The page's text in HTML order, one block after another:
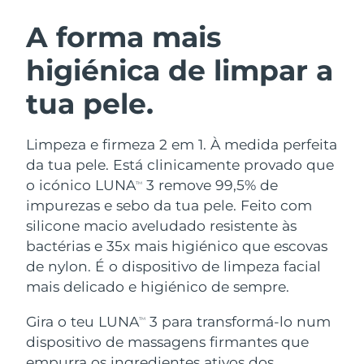
A forma mais
higiénica de limpar a
tua pele.
Limpeza e firmeza 2 em 1. À medida perfeita
da tua pele. Está clinicamente provado que
o icónico LUNATM
3 remove 99,5% de
impurezas e sebo da tua pele. Feito com
silicone macio aveludado resistente às
bactérias e 35x mais higiénico que escovas
de nylon. É o dispositivo de limpeza facial
mais delicado e higiénico de sempre.
Gira o teu LUNATM
3 para transformá-lo num
dispositivo de massagens firmantes que
Limpeza facial
Anti-aging massage
LUNA™ 4 Plus
Massage, LED heating
LUNA™ 4 Men
Microcurrent toning
BEAR™ 2 go
Microcurrent toning on-the-go
BEAR™ 2 eyes & lips
Hidratação
UFO™ 3 kit
Deep facial hydration
UFO™ 3 LED
Near-infrared and red light therapy
device
Cuidado oral
issa™ 4
Hybrid silicone sonic toothbrush
Smart hybrid silicone sonic toothbrush
TRATAMENTO ANTIENVELHECIMENTO
FAQ™
Antienvelhecimento Tratamentos LED
Áustria
Barein Entrega prevista8/11/26
Bélgica
Bermudas Entrega prevista8/16/26
Bósnia e
Herzegovina
Entrega prevista
Brunei Entrega prevista
Bulgária Entrega prevista8/10/26
Chile Entrega prevista8/14/26